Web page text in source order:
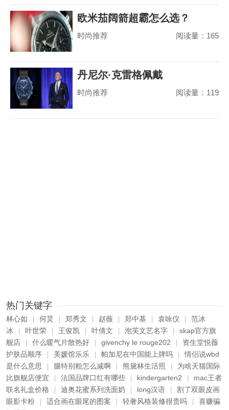
欧米茄阔箭超霸怎么选？
时尚推荐 阅读量：165
丹尼尔·克雷格佩戴
MoonSwatch 出席美国国
时尚推荐 阅读量：119
热门关键字
林心如 何炅 郑秀文 赵薇 郑中基 袁咏仪
范冰
冰
叶世荣 王俊凯 叶倩文 泡芙文艺名字
skap官方旗
舰店
什么暖气片散热好 givenchy le rouge202
资生堂悦薇
护肤品顺序
美媛馆乐乐 帕加尼在中国能上牌吗
情侣说wbd
是什么意思
腿特别粗怎么减啊 熊黛林生活照
为啥天猫国际
比旗舰店便宜
法国品牌口红有哪些 kindergarten2
mac王者
联名礼盒价格
迪奥花蜜系列洗面奶 long汉语
割了双眼皮画
眼影卡粉
适合画在眼尾的图案 轻奢风格装修很贵吗
喜赚骗